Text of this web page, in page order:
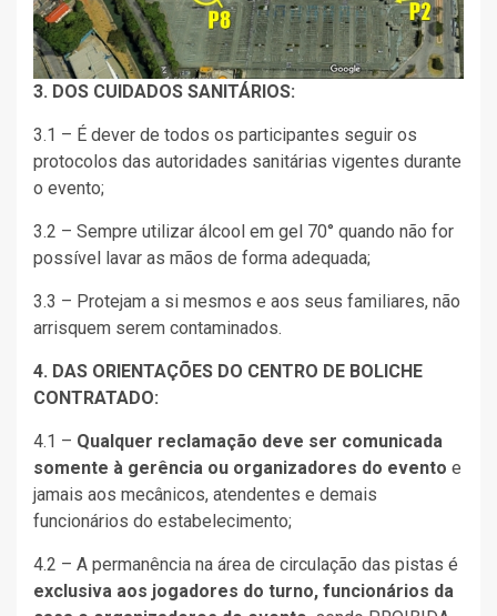
3. DOS CUIDADOS SANITÁRIOS:
3.1 – É dever de todos os participantes seguir os
protocolos das autoridades sanitárias vigentes durante
o evento;
3.2 – Sempre utilizar álcool em gel 70° quando não for
possível lavar as mãos de forma adequada;
3.3 – Protejam a si mesmos e aos seus familiares, não
arrisquem serem contaminados.
4. DAS ORIENTAÇÕES DO CENTRO DE BOLICHE
CONTRATADO:
4.1 – Qualquer reclamação deve ser comunicada
somente à gerência ou organizadores do evento e
jamais aos mecânicos, atendentes e demais
funcionários do estabelecimento;
4.2 – A permanência na área de circulação das pistas é
exclusiva aos jogadores do turno, funcionários da